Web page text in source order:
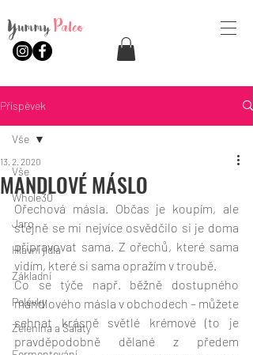
YummyPaleo
Příspěvek
Vše
Whole30
Jaro
Hlavní jídla
Základní
Polévky
Zelenina a Saláty
Vše
MANDLOVÉ MÁSLO
13. 2. 2020
Ořechová másla. Občas je koupím, ale
stejně se mi nejvíce osvědčilo si je doma
připravovat sama. Z ořechů, které sama
vidím, které si sama opražím v troubě.
Co se týče např. běžně dostupného
mandlového másla v obchodech – můžete
sehnat krásně světlé krémové (to je
pravděpodobně dělané z předem